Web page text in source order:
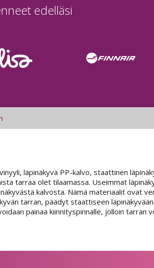
edelläsi
läpinäkyvä PP-kalvo, staattinen
tarraa olet tilaamassa. Useimmat
kalvosta. Nämä materiaalit ovat
tarran, päädyt staattiseen
painaa kiinnityspinnalle, jolloin tarran